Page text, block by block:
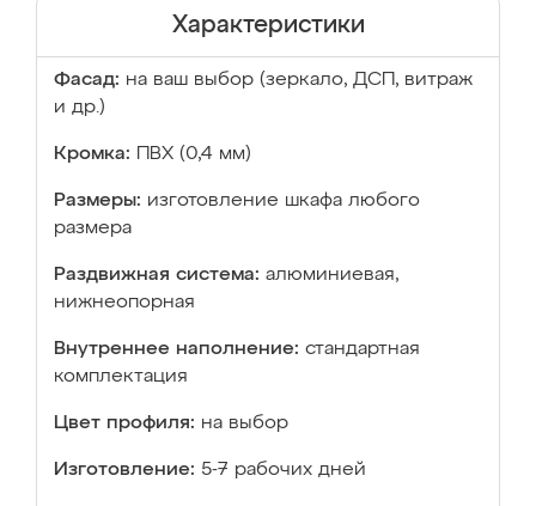
Характеристики
Фасад: на ваш выбор (зеркало, ДСП, витраж
и др.)
Кромка: ПВХ (0,4 мм)
Размеры: изготовление шкафа любого
размера
Раздвижная система: алюминиевая,
нижнеопорная
Внутреннее наполнение: стандартная
комплектация
Цвет профиля: на выбор
Изготовление: 5-7 рабочих дней